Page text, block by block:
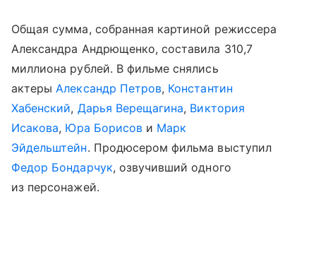
Общая сумма, собранная картиной режиссера
Александра Андрющенко, составила 310,7
миллиона рублей. В фильме снялись
актерыАлександр Петров, Константин
Хабенский, Дарья Верещагина, Виктория
Исакова, Юра Борисови Марк
Эйдельштейн. Продюсером фильма выступил
Федор Бондарчук, озвучивший одного
из персонажей.